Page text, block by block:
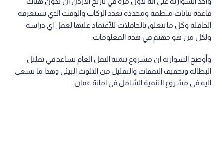
قاعدة بيانات منظمة ومحددة بعدد الركاب والوقت الذي تستغرقه
الحافلة وكل ما يتعلق بالحافلات للأعتماد عليها لعمل اي دراسة
ولكل من هو مهتم في هذه المعلومات.
وأوضح الشواربة ان مشروع تنمية النقل العام يساعد في تقليل
البطالة وتخفيف النفقات والتقليل من التلوث البيئي وهذا ما نسعى
اليه في مشروع التنمية الشامل في امانة عمان.